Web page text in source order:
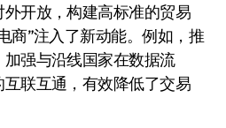
开放，构建高标准的贸易
商”注入了新动能。例如，推
强与沿线国家在数据流
联互通，有效降低了交易